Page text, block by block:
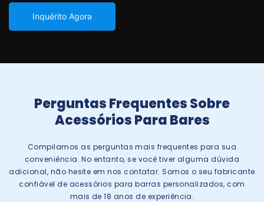
Inquérito Agora
Perguntas Frequentes Sobre
Acessórios Para Bares
Compilamos as perguntas mais frequentes para sua
conveniência. No entanto, se você tiver alguma dúvida
adicional, não hesite em nos contatar. Somos o seu fabricante
confiável de acessórios para barras personalizados, com
mais de 18 anos de experiência.